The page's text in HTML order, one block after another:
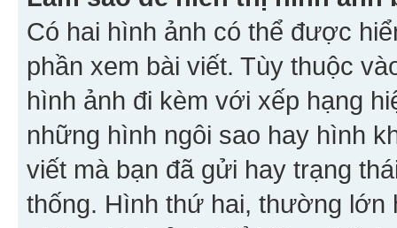
Có hai hình ảnh có thể được
phần xem bài viết. Tùy thuộc
hình ảnh đi kèm với xếp hạng
những hình ngôi sao hay hình
viết mà bạn đã gửi hay trạng
thống. Hình thứ hai, thường